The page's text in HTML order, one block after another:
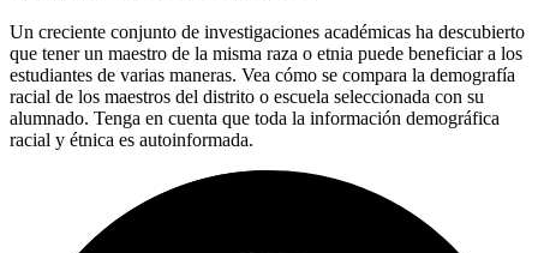
Un creciente conjunto de investigaciones académicas ha descubierto
que tener un maestro de la misma raza o etnia puede beneficiar a los
estudiantes de varias maneras. Vea cómo se compara la demografía
racial de los maestros del distrito o escuela seleccionada con su
alumnado. Tenga en cuenta que toda la información demográfica
racial y étnica es autoinformada.